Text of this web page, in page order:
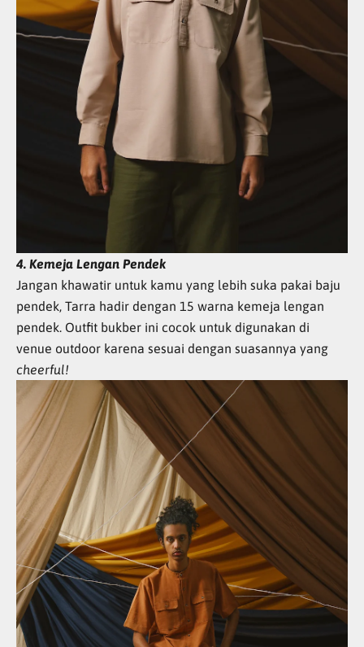
4. Kemeja Lengan Pendek
Jangan khawatir untuk kamu yang lebih suka pakai baju
pendek, Tarra hadir dengan 15 warna kemeja lengan
pendek. Outfit bukber ini cocok untuk digunakan di
venue outdoor karena sesuai dengan suasannya yang
cheerful!